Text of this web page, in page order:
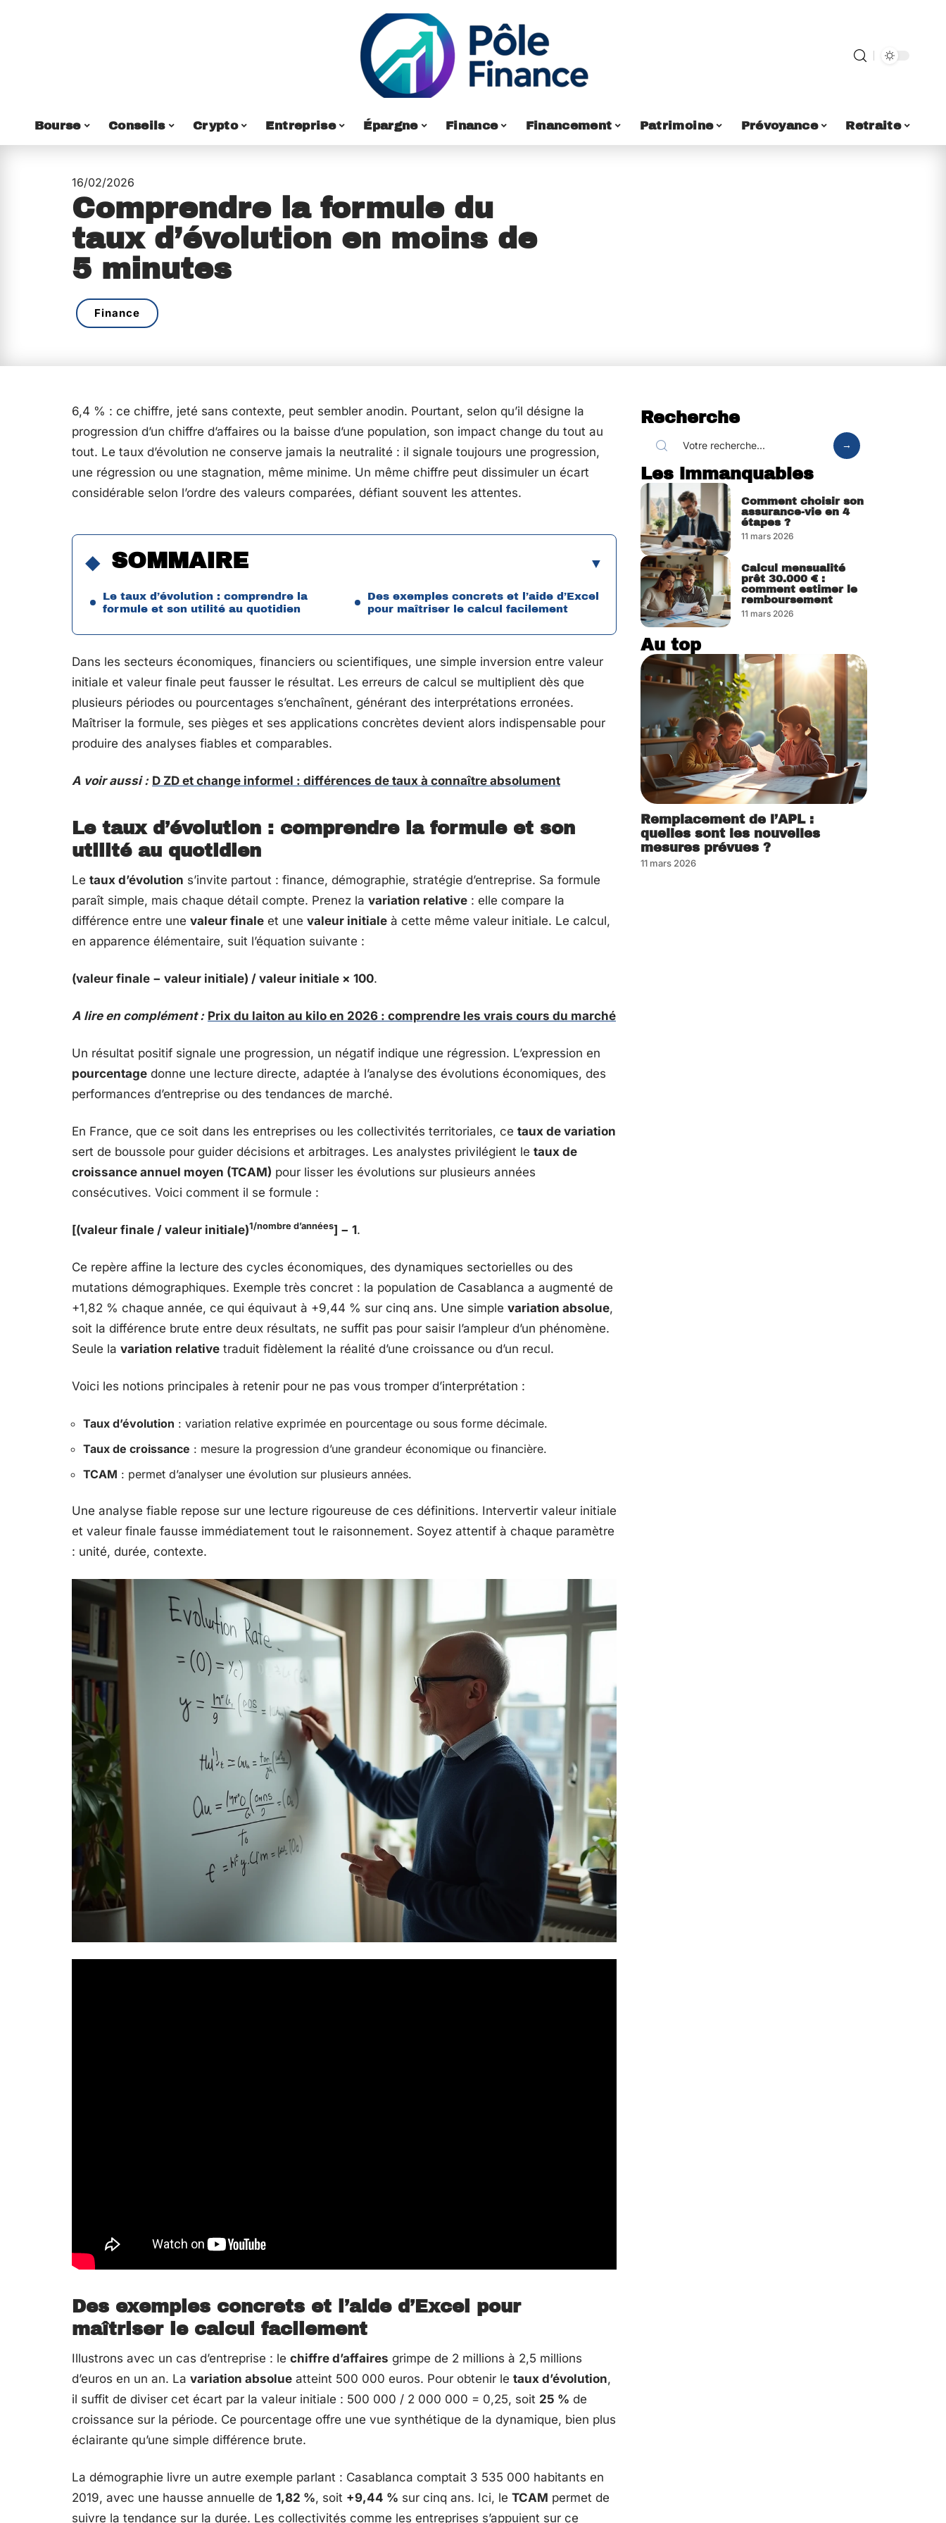
Bourse Conseils Crypto Entreprise Épargne Finance Financement Patrimoine Prévoyance Retraite
16/02/2026
Comprendre la formule du
taux d’évolution en moins de
5 minutes
Finance
6,4 % : ce chiffre, jeté sans contexte, peut sembler anodin. Pourtant, selon qu’il désigne la
progression d’un chiffre d’affaires ou la baisse d’une population, son impact change du tout au
tout. Le taux d’évolution ne conserve jamais la neutralité : il signale toujours une progression,
une régression ou une stagnation, même minime. Un même chiffre peut dissimuler un écart
considérable selon l’ordre des valeurs comparées, défiant souvent les attentes.
SOMMAIRE
Le taux d’évolution : comprendre la
formule et son utilité au quotidien
Des exemples concrets et l’aide d’Excel
pour maîtriser le calcul facilement
Dans les secteurs économiques, financiers ou scientifiques, une simple inversion entre valeur
initiale et valeur finale peut fausser le résultat. Les erreurs de calcul se multiplient dès que
plusieurs périodes ou pourcentages s’enchaînent, générant des interprétations erronées.
Maîtriser la formule, ses pièges et ses applications concrètes devient alors indispensable pour
produire des analyses fiables et comparables.
A voir aussi : D ZD et change informel : différences de taux à connaître absolument
Le taux d’évolution : comprendre la formule et son
utilité au quotidien
Le taux d’évolution s’invite partout : finance, démographie, stratégie d’entreprise. Sa formule
paraît simple, mais chaque détail compte. Prenez la variation relative : elle compare la
différence entre une valeur finale et une valeur initiale à cette même valeur initiale. Le calcul,
en apparence élémentaire, suit l’équation suivante :
(valeur finale − valeur initiale) / valeur initiale × 100.
A lire en complément : Prix du laiton au kilo en 2026 : comprendre les vrais cours du marché
Un résultat positif signale une progression, un négatif indique une régression. L’expression en
pourcentage donne une lecture directe, adaptée à l’analyse des évolutions économiques, des
performances d’entreprise ou des tendances de marché.
En France, que ce soit dans les entreprises ou les collectivités territoriales, ce taux de variation
sert de boussole pour guider décisions et arbitrages. Les analystes privilégient le taux de
croissance annuel moyen (TCAM) pour lisser les évolutions sur plusieurs années
consécutives. Voici comment il se formule :
[(valeur finale / valeur initiale)1/nombre d’années] − 1.
Ce repère affine la lecture des cycles économiques, des dynamiques sectorielles ou des
mutations démographiques. Exemple très concret : la population de Casablanca a augmenté de
+1,82 % chaque année, ce qui équivaut à +9,44 % sur cinq ans. Une simple variation absolue,
soit la différence brute entre deux résultats, ne suffit pas pour saisir l’ampleur d’un phénomène.
Seule la variation relative traduit fidèlement la réalité d’une croissance ou d’un recul.
Voici les notions principales à retenir pour ne pas vous tromper d’interprétation :
Taux d’évolution : variation relative exprimée en pourcentage ou sous forme décimale.
Taux de croissance : mesure la progression d’une grandeur économique ou financière.
TCAM : permet d’analyser une évolution sur plusieurs années.
Une analyse fiable repose sur une lecture rigoureuse de ces définitions. Intervertir valeur initiale
et valeur finale fausse immédiatement tout le raisonnement. Soyez attentif à chaque paramètre
: unité, durée, contexte.
Des exemples concrets et l’aide d’Excel pour
maîtriser le calcul facilement
Illustrons avec un cas d’entreprise : le chiffre d’affaires grimpe de 2 millions à 2,5 millions
d’euros en un an. La variation absolue atteint 500 000 euros. Pour obtenir le taux d’évolution,
il suffit de diviser cet écart par la valeur initiale : 500 000 / 2 000 000 = 0,25, soit 25 % de
croissance sur la période. Ce pourcentage offre une vue synthétique de la dynamique, bien plus
éclairante qu’une simple différence brute.
La démographie livre un autre exemple parlant : Casablanca comptait 3 535 000 habitants en
2019, avec une hausse annuelle de 1,82 %, soit +9,44 % sur cinq ans. Ici, le TCAM permet de
suivre la tendance sur la durée. Les collectivités comme les entreprises s’appuient sur ce
Recherche
Les immanquables
Comment choisir son
assurance-vie en 4
étapes ?
11 mars 2026
Calcul mensualité
prêt 30.000 € :
comment estimer le
remboursement
11 mars 2026
Au top
Remplacement de l’APL :
quelles sont les nouvelles
mesures prévues ?
11 mars 2026